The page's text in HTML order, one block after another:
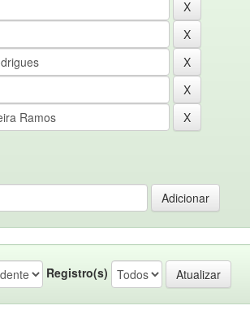
Registro(s)